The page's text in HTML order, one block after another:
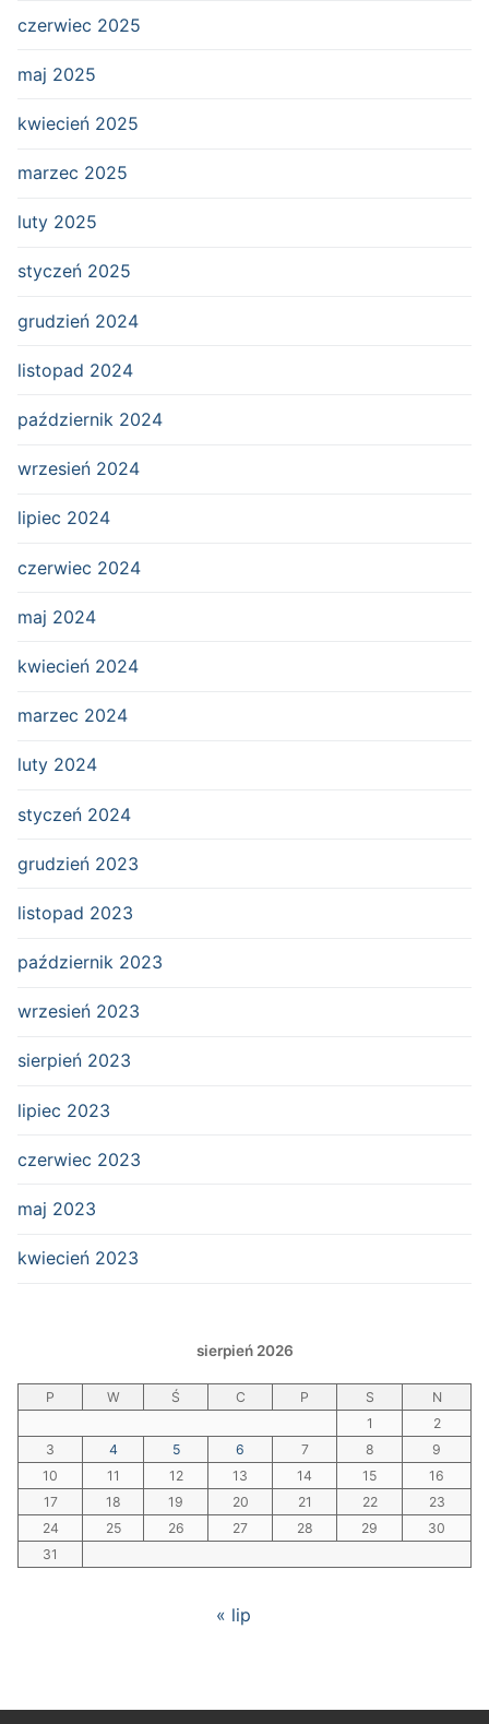
czerwiec 2025
maj 2025
kwiecień 2025
marzec 2025
luty 2025
styczeń 2025
grudzień 2024
listopad 2024
październik 2024
wrzesień 2024
lipiec 2024
czerwiec 2024
maj 2024
kwiecień 2024
marzec 2024
luty 2024
styczeń 2024
grudzień 2023
listopad 2023
październik 2023
wrzesień 2023
sierpień 2023
lipiec 2023
czerwiec 2023
maj 2023
kwiecień 2023
sierpień 2026
P W Ś C P S
N
1
2
3
4 5 6 7 8
9
10
11 12 13 14 15
16
17
18 19 20 21 22
23
24
25 26 27 28 29
30
31
« lip